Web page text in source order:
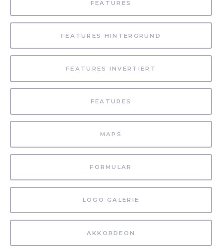
FEATURES
FEATURES HINTERGRUND
FEATURES INVERTIERT
FEATURES
MAPS
FORMULAR
LOGO GALERIE
AKKORDEON